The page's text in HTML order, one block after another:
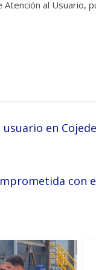
al Usuario,
en
con